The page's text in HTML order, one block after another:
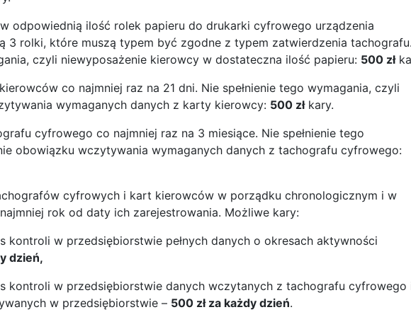
odpowiednią ilość rolek papieru do drukarki cyfrowego urządzenia
3 rolki, które muszą typem być zgodne z typem zatwierdzenia tachografu.
czyli niewyposażenie kierowcy w dostateczna ilość papieru: 500 zł
co najmniej raz na 21 dni. Nie spełnienie tego wymagania, czyli
wymaganych danych z karty kierowcy: 500 złkary.
cyfrowego co najmniej raz na 3 miesiące. Nie spełnienie tego
obowiązku wczytywania wymaganych danych z tachografu cyfrowego:
cyfrowych i kart kierowców w porządku chronologicznym i w
rok od daty ich zarejestrowania. Możliwe kary:
kontroli w przedsiębiorstwie pełnych danych o okresach aktywności
dzień,
kontroli w przedsiębiorstwie danych wczytanych z tachografu cyfrowego
w przedsiębiorstwie – 500 zł za każdy dzień.